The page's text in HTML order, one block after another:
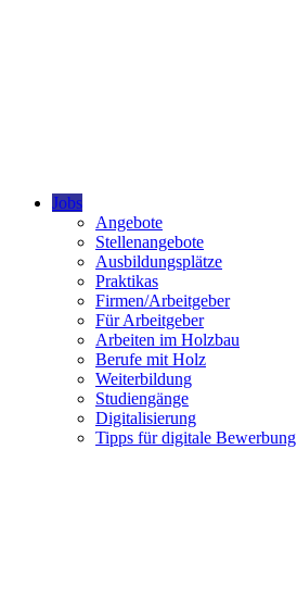
Jobs
Angebote
Stellenangebote
Ausbildungsplätze
Praktikas
Firmen/Arbeitgeber
Für Arbeitgeber
Arbeiten im Holzbau
Berufe mit Holz
Weiterbildung
Studiengänge
Digitalisierung
Tipps für digitale Bewerbung